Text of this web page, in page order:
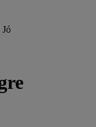
Jó